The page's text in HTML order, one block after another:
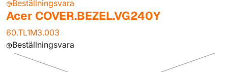
Beställningsvara
Acer COVER.BEZEL.VG240Y
60.TL1M3.003
Beställningsvara